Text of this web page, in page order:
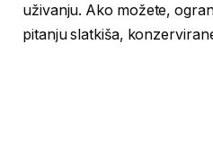
uživanju. Ako možete,
pitanju slatkiša,